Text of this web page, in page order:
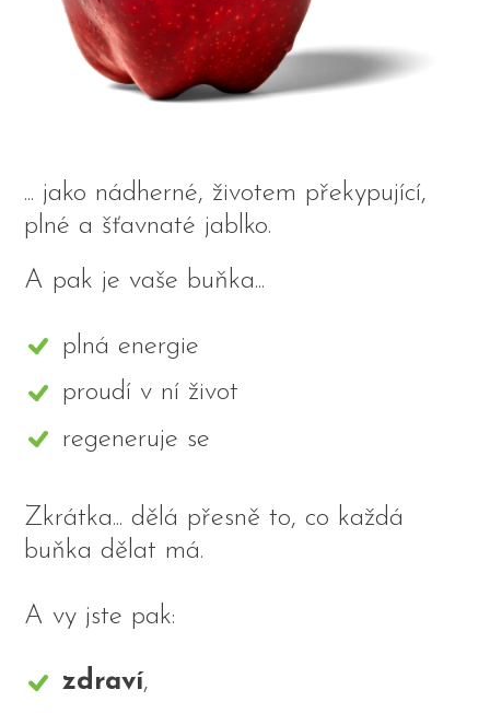
... jako nádherné, životem překypující,
plné a šťavnaté jablko.
A pak je vaše buňka...
plná energie
proudí v ní život
regeneruje se
Zkrátka... dělá přesně to, co každá
buňka dělat má.
A vy jste pak:
zdraví,